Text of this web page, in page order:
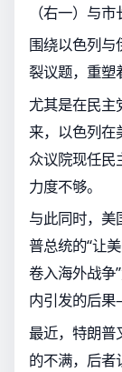
（右一）与
围绕以色列与
裂议题，重塑
尤其是在民主
来，以色列在
众议院现任民
力度不够。
与此同时，
普总统的“让
卷入海外战争
内引发的后
最近，特朗普
的不满，后者